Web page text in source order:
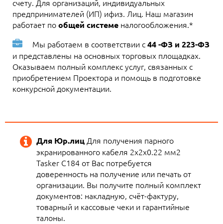
счету. Для организаций, индивидуальных
предпринимателей (ИП) ифиз. Лиц. Наш магазин
работает пообщей системе налогообложения.*
Мы работаем в соответствии с44 -ФЗ и 223-ФЗ
и представлены на основных торговых площадках.
Оказываем полный комплекс услуг, связанных с
приобретением Проектора и помощь в подготовке
конкурсной документации.
Для Юр.лицДля получения парного
экранированного кабеля 2х2х0.22 мм2
Tasker C184 от Вас потребуется
доверенность на получение или печать от
организации. Вы получите полный комплект
документов: накладную, счёт-фактуру,
товарный и кассовые чеки и гарантийные
талоны.